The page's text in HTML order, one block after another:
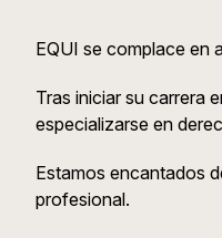
EQUI se complace en
Tras iniciar su carrera
especializarse en
Estamos encantados
profesional.